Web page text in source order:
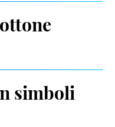
simboli